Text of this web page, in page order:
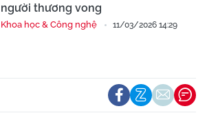
người thương vong
Khoa học & Công nghệ 11/03/2026 14:29